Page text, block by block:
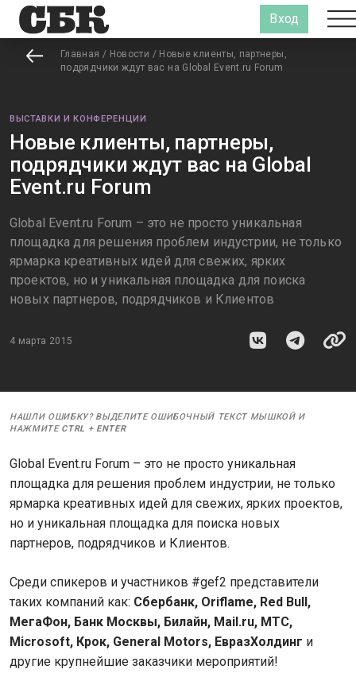
Вход
Главная / Новости / Новые клиенты, партнеры,
подрядчики ждут вас на Global Event.ru Forum
ВЫСТАВКИ И КОНФЕРЕНЦИИ
Новые клиенты, партнеры,
подрядчики ждут вас на Global
Event.ru Forum
Global Event.ru Forum – это не просто уникальная
площадка для решения проблем индустрии, не только
ярмарка креативных идей для свежих, ярких
проектов, но и уникальная площадка для поиска
новых партнеров, подрядчиков и Клиентов
4 марта 2015
НАШЛИ ОШИБКУ? ВЫДЕЛИТЕ ОШИБОЧНЫЙ ТЕКСТ МЫШКОЙ И
НАЖМИТЕ CTRL + ENTER
Global Event.ru Forum – это не просто уникальная
площадка для решения проблем индустрии, не только
ярмарка креативных идей для свежих, ярких проектов,
но и уникальная площадка для поиска новых
партнеров, подрядчиков и Клиентов.
Среди спикеров и участников #gef2 представители
таких компаний как: Сбербанк, Oriflame, Red Bull,
МегаФон, Банк Москвы, Билайн, Mail.ru, МТС,
Microsoft, Крок, General Motors, ЕвразХолдинг и
другие крупнейшие заказчики мероприятий!